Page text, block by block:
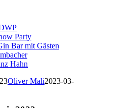
Oliver Mali2023-03-